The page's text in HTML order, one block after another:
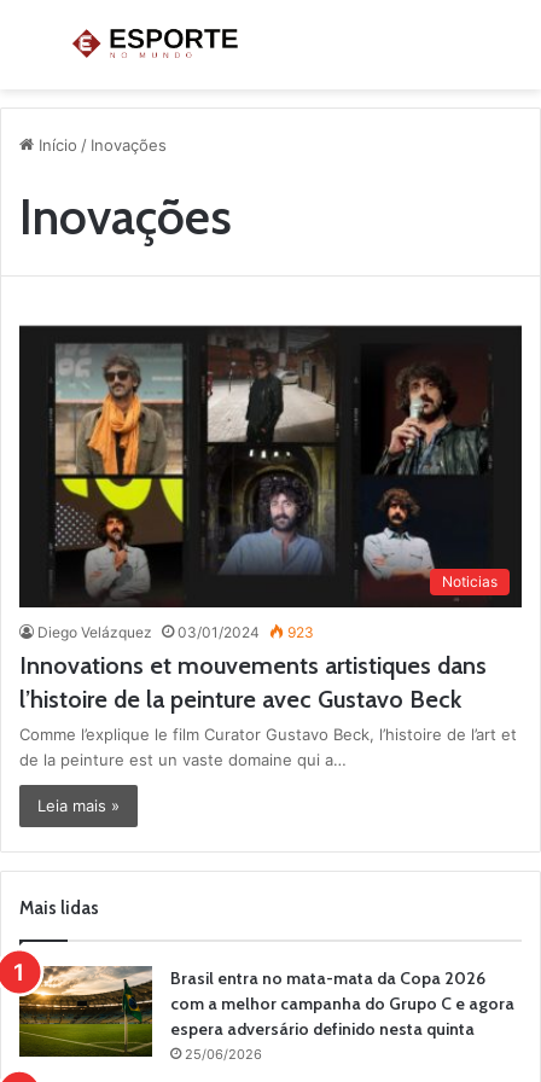
Menu
Início / Inovações
Inovações
Noticias
Diego Velázquez 03/01/2024 923
Innovations et mouvements artistiques dans
l’histoire de la peinture avec Gustavo Beck
Comme l’explique le film Curator Gustavo Beck, l’histoire de l’art et
de la peinture est un vaste domaine qui a…
Leia mais »
Mais lidas
Brasil entra no mata-mata da Copa 2026
com a melhor campanha do Grupo C e agora
espera adversário definido nesta quinta
25/06/2026